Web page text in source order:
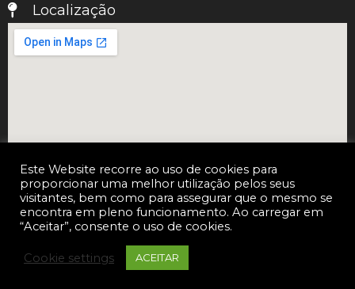
Localização
Copyright © 2026 Astrolábio Orientação e Estratégia, S.A. |
Todos os direitos reservados | Astrolábio
Este Website recorre ao uso de cookies para
proporcionar uma melhor utilização pelos seus
visitantes, bem como para assegurar que o mesmo se
encontra em pleno funcionamento. Ao carregar em
“Aceitar”, consente o uso de cookies.
Cookie settings ACEITAR